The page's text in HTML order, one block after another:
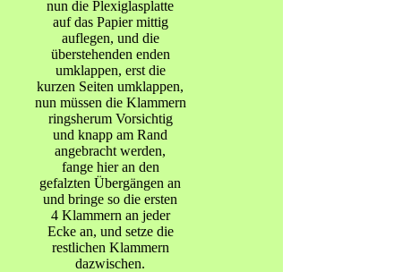
nun die Plexiglasplatte
auf das Papier mittig
auflegen, und die
überstehenden enden
umklappen, erst die
kurzen Seiten umklappen,
nun müssen die Klammern
ringsherum Vorsichtig
und knapp am Rand
angebracht werden,
fange hier an den
gefalzten Übergängen an
und bringe so die ersten
4 Klammern an jeder
Ecke an, und setze die
restlichen Klammern
dazwischen.